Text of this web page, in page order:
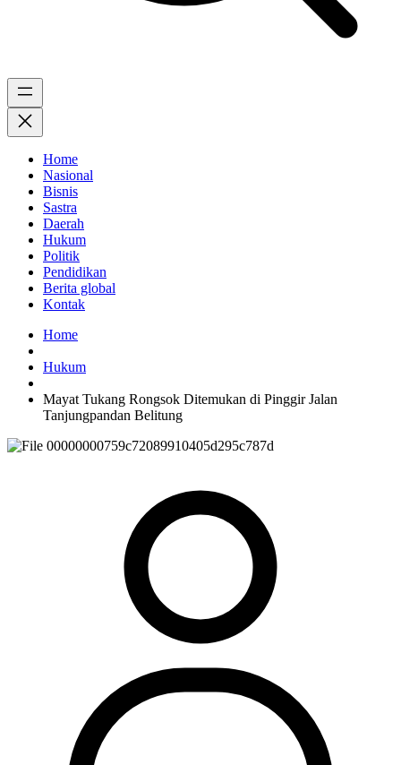
Home
Nasional
Bisnis
Sastra
Daerah
Hukum
Politik
Pendidikan
Berita global
Kontak
Home
Hukum
Mayat Tukang Rongsok Ditemukan di Pinggir Jalan
Tanjungpandan Belitung